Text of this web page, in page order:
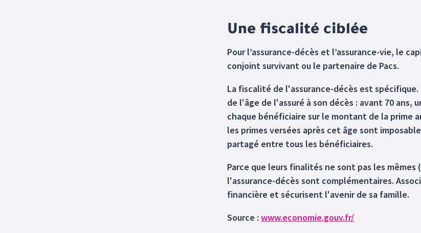
Une fiscalité ciblée
Pour l’assurance-décès et l’assurance-vie, le
conjoint survivant ou le partenaire de Pacs.
La fiscalité de l'assurance-décès est
de l'âge de l'assuré à son décès : avant 70 ans,
chaque bénéficiaire sur le montant de la prime
les primes versées après cet âge sont
partagé entre tous les bénéficiaires.
Parce que leurs finalités ne sont pas les
l'assurance-décès sont complémentaires.
financière et sécurisent l'avenir de sa famille.
Source : www.economie.gouv.fr/